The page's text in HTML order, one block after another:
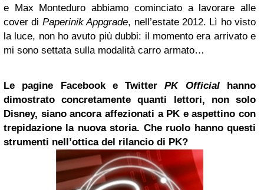
e Max Monteduro abbiamo cominciato a lavorare alle
cover di Paperinik Appgrade, nell’estate 2012. Lì ho visto
la luce, non ho avuto più dubbi: il momento era arrivato e
mi sono settata sulla modalità carro armato…
Le pagine FacebookeTwitter PK Officialhanno
dimostrato concretamente quanti lettori, non solo
Disney, siano ancora affezionati a PK e aspettino con
trepidazione la nuova storia. Che ruolo hanno questi
strumenti nell’ottica del rilancio di PK?